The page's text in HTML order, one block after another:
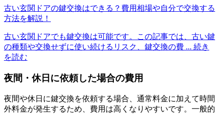
古い玄関ドアの鍵交換はできる？費用相場や自分で交換する
方法を解説！
古い玄関ドアでも鍵交換は可能です。この記事では、古い鍵
の種類や交換せずに使い続けるリスク、鍵交換の費 ... 続き
を読む
夜間・休日に依頼した場合の費用
夜間や休日に鍵交換を依頼する場合、通常料金に加えて時間
外料金が発生するため、費用は高くなりやすいです。一般的